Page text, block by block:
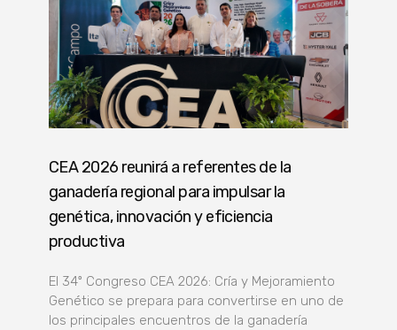
CEA 2026 reunirá a referentes de la
ganadería regional para impulsar la
genética, innovación y eficiencia
productiva
El 34º Congreso CEA 2026: Cría y Mejoramiento
Genético se prepara para convertirse en uno de
los principales encuentros de la ganadería